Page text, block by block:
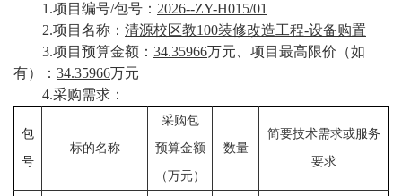
院
设
置
1.项目编号/包号： 2026--ZY-H015/01
2.项目名称： 清源校区教100装修改造工程-设备购置
3.项目预算金额： 34.35966万元、项目最高限价（如
有）： 34.35966万元
4.采购需求：
包
号
标的名称
采购包
预算金额
（万元）
数量
简要技术需求或服务
要求